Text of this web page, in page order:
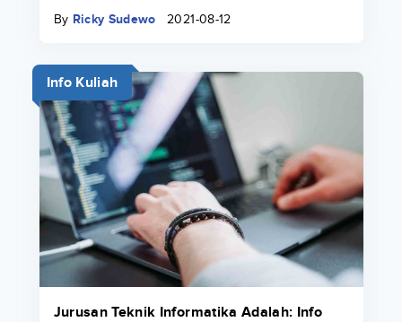
By Ricky Sudewo 2021-08-12
Info Kuliah
Jurusan Teknik Informatika Adalah: Info